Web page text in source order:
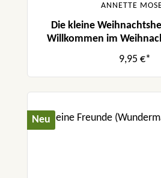
ANNETTE
Die kleine
Willkommen im
Wald
9,95 €*
Neu